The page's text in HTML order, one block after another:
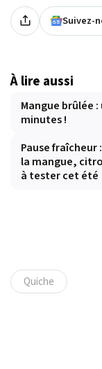
Suivez-
À lire aussi
Mangue brûlée
minutes !
Pause
la mangue,
à tester cet été
Quiche